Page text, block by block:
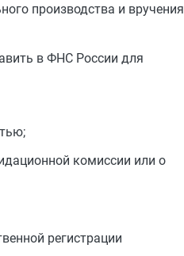
производства и вручения
в ФНС России для
комиссии или о
регистрации